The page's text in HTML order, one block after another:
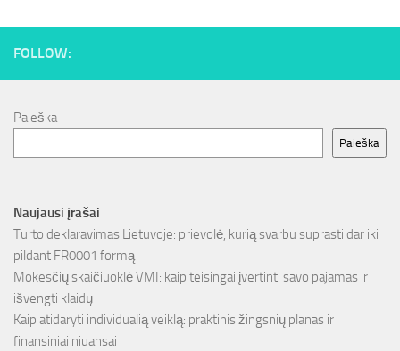
FOLLOW:
Paieška
Paieška
Naujausi įrašai
Turto deklaravimas Lietuvoje: prievolė, kurią svarbu suprasti dar iki
pildant FR0001 formą
Mokesčių skaičiuoklė VMI: kaip teisingai įvertinti savo pajamas ir
išvengti klaidų
Kaip atidaryti individualią veiklą: praktinis žingsnių planas ir
finansiniai niuansai